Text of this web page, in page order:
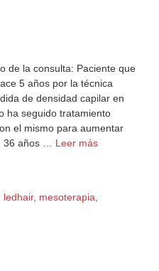
de la consulta: Paciente que
5 años por la técnica
de densidad capilar en
ha seguido tratamiento
el mismo para aumentar
36 años … Leer más
ledhair, mesoterapia,